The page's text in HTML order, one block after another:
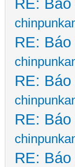
RE:
RE:
RE:
RE:
RE: